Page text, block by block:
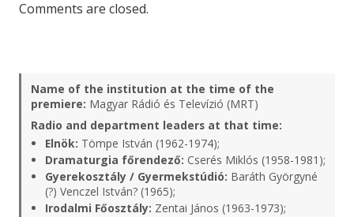
Comments are closed.
Name of the institution at the time of the
premiere: Magyar Rádió és Televízió (MRT)
Radio and department leaders at that time:
Elnök: Tömpe István (1962-1974);
Dramaturgia főrendező: Cserés Miklós (1958-1981);
Gyerekosztály / Gyermekstúdió: Baráth Györgyné
(?) Venczel István? (1965);
Irodalmi Főosztály: Zentai János (1963-1973);